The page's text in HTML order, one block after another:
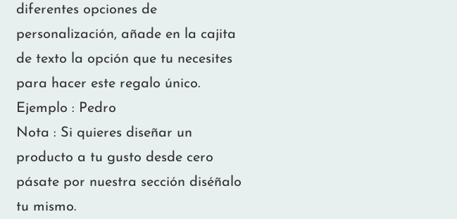
diferentes opciones de
personalización, añade en la cajita
de texto la opción que tu necesites
para hacer este regalo único.
Ejemplo : Pedro
Nota : Si quieres diseñar un
producto a tu gusto desde cero
pásate por nuestra sección diséñalo
tu mismo.